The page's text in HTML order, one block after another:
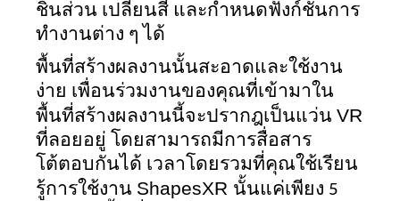
ชิ้นส่วน เปลี่ยนสี และกำหนดฟังก์ชันการ
ทำงานต่าง ๆ ได้
พื้นที่สร้างผลงานนั้นสะอาดและใช้งาน
ง่าย เพื่อนร่วมงานของคุณที่เข้ามาใน
พื้นที่สร้างผลงานนี้จะปรากฎเป็นแว่น
ที่ลอยอยู่ โดยสามารถมีการสื่อสาร
โต้ตอบกันได้ เวลาโดยรวมที่คุณใช้เรียน
รู้การใช้งาน ShapesXR นั้นแค่เพียง 5